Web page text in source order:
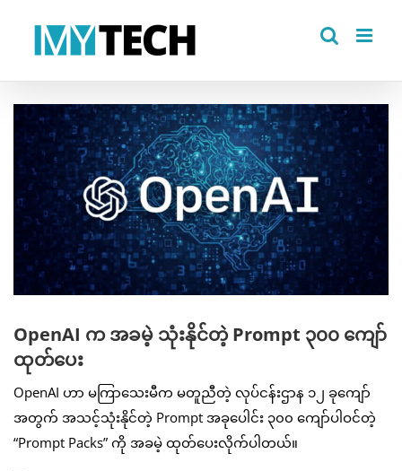
View
Larger
Image
OpenAI က အခမဲ့ သုံးနိုင်တဲ့ Prompt ၃၀၀ ကျော်
ထုတ်ပေး
OpenAI ဟာ မကြာသေးမီက မတူညီတဲ့ လုပ်ငန်းဌာန ၁၂ ခုကျော်
အတွက် အသင့်သုံးနိုင်တဲ့ Prompt အခုပေါင်း ၃၀၀ ကျော်ပါဝင်တဲ့
“Prompt Packs” ကို အခမဲ့ ထုတ်ပေးလိုက်ပါတယ်။